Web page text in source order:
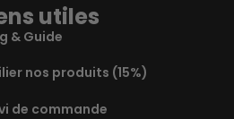
utiles
& Guide
nos produits (15%)
de commande